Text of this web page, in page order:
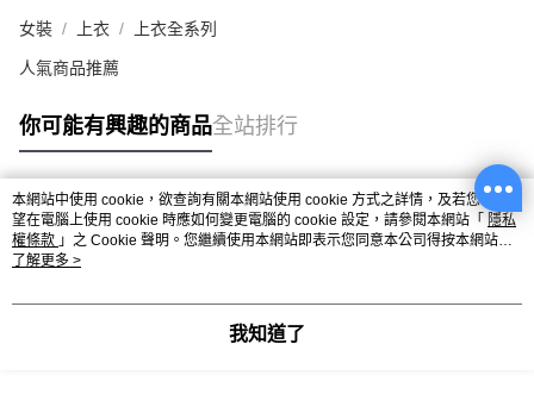
女裝 上衣 上衣全系列
人氣商品推薦
你可能有興趣的商品全站排行
熱門標籤
本網站中使用 cookie，欲查詢有關本網站使用 cookie 方式之詳情，及若您不希
望在電腦上使用 cookie 時應如何變更電腦的 cookie 設定，請參閱本網站「 隱私
權條款 」之 Cookie 聲明。您繼續使用本網站即表示您同意本公司得按本網站使
用條款之 Cookie 聲明使用 cookie。
了解更多 >
我知道了